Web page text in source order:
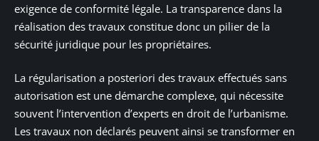
exigence de conformité légale. La transparence dans la
réalisation des travaux constitue donc un pilier de la
sécurité juridique pour les propriétaires.
La régularisation a posteriori des travaux effectués sans
autorisation est une démarche complexe, qui nécessite
souvent l’intervention d’experts en droit de l’urbanisme.
Les travaux non déclarés peuvent ainsi se transformer en